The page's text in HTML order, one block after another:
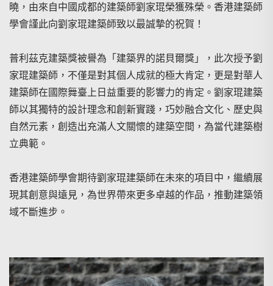
曉，由來自中國成都的建築師劉家琨榮獲殊榮。香港建築師
學會謹此向劉家琨建築師致以最誠摯的祝賀！
普利茲克建築獎被譽為「建築界的諾貝爾獎」，此次授予劉
家琨建築師，不僅是對其個人成就的極大肯定，更是對華人
建築師在國際舞臺上日益重要的影響力的肯定。劉家琨建築
師以其獨特的設計理念和創新實踐，巧妙融合文化、歷史與
自然元素，創造出充滿人文關懷的建築空間，為當代建築樹
立典範。
香港建築師學會期待劉家琨建築師在未來的項目中，繼續展
現其創意與遠見，為世界帶來更多卓越的作品，推動建築領
域不斷進步。